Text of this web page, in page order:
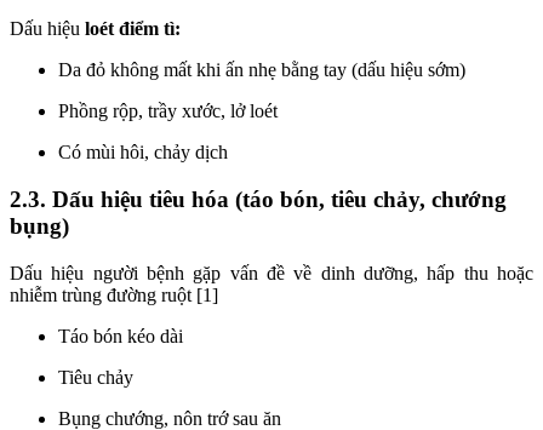
Dấu hiệu loét điểm tì:
Da đỏ không mất khi ấn nhẹ bằng tay (dấu hiệu sớm)
Phồng rộp, trầy xước, lở loét
Có mùi hôi, chảy dịch
2.3. Dấu hiệu tiêu hóa (táo bón, tiêu chảy, chướng
bụng)
Dấu hiệu người bệnh gặp vấn đề về dinh dưỡng, hấp thu hoặc
nhiễm trùng đường ruột [1]
Táo bón kéo dài
Tiêu chảy
Bụng chướng, nôn trớ sau ăn